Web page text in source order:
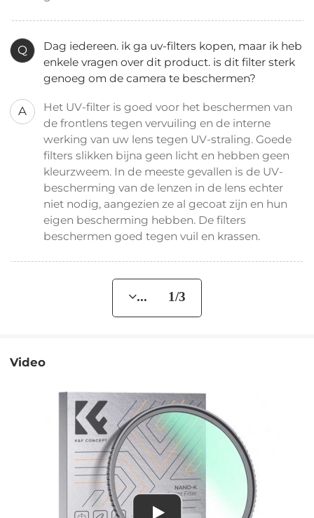
Q
Dag iedereen. ik ga uv-filters kopen, maar ik heb
enkele vragen over dit product. is dit filter sterk
genoeg om de camera te beschermen?
A
Het UV-filter is goed voor het beschermen van
de frontlens tegen vervuiling en de interne
werking van uw lens tegen UV-straling. Goede
filters slikken bijna geen licht en hebben geen
kleurzweem. In de meeste gevallen is de UV-
bescherming van de lenzen in de lens echter
niet nodig, aangezien ze al gecoat zijn en hun
eigen bescherming hebben. De filters
beschermen goed tegen vuil en krassen.
... 1/3
Video